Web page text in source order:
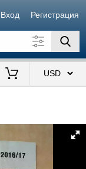
Вход Регистрация